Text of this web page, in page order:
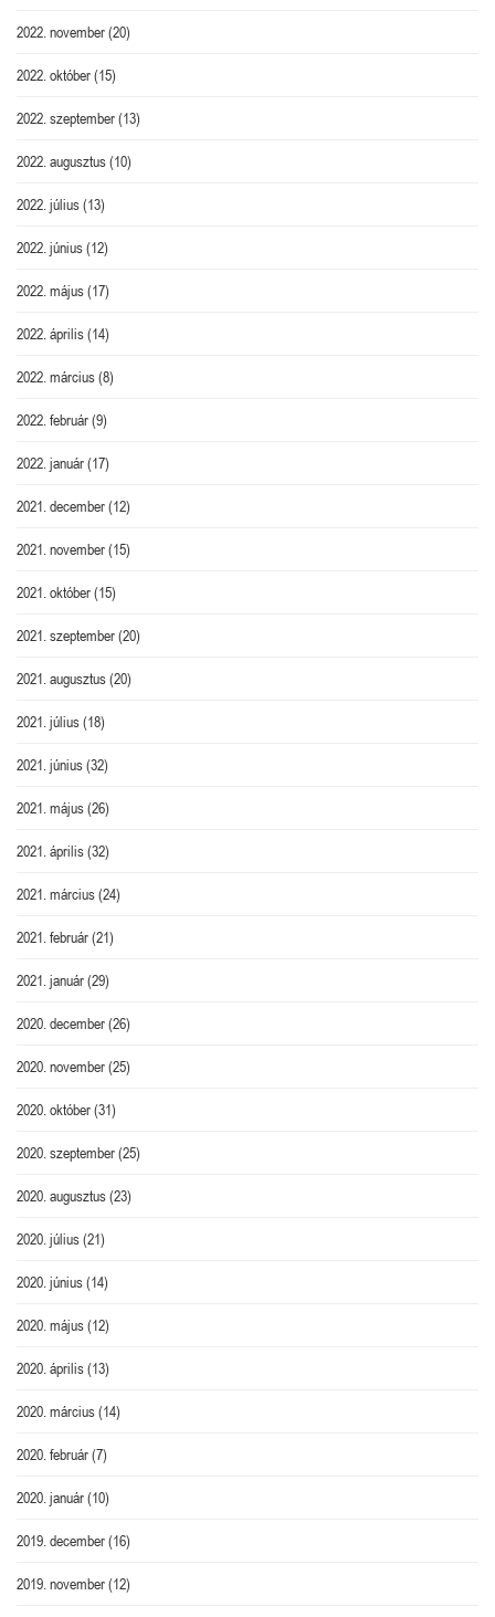
2022. november(20)
2022. október(15)
2022. szeptember(13)
2022. augusztus(10)
2022. július(13)
2022. június(12)
2022. május(17)
2022. április(14)
2022. március(8)
2022. február(9)
2022. január(17)
2021. december(12)
2021. november(15)
2021. október(15)
2021. szeptember(20)
2021. augusztus(20)
2021. július(18)
2021. június(32)
2021. május(26)
2021. április(32)
2021. március(24)
2021. február(21)
2021. január(29)
2020. december(26)
2020. november(25)
2020. október(31)
2020. szeptember(25)
2020. augusztus(23)
2020. július(21)
2020. június(14)
2020. május(12)
2020. április(13)
2020. március(14)
2020. február(7)
2020. január(10)
2019. december(16)
2019. november(12)